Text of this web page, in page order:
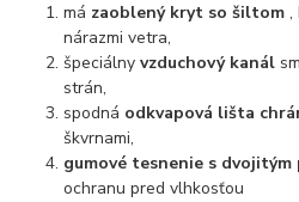
má zaoblený kryt so šiltom ,
nárazmi vetra,
špeciálnyvzduchový kanál
strán,
spodná odkvapová lišta
škvrnami,
gumové tesnenie s dvojitým
ochranu pred vlhkosťou